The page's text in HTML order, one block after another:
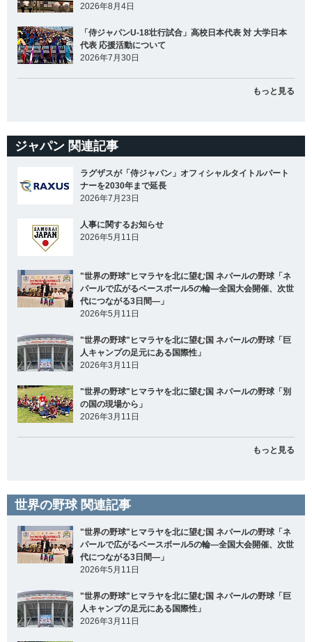
2026年8月4日
「侍ジャパンU-18壮行試合」高校日本代表 対 大学日本
代表 応援活動について
2026年7月30日
もっと見る
ジャパン 関連記事
ラグザスが「侍ジャパン」オフィシャルタイトルパート
ナーを2030年まで延長
2026年7月23日
人事に関するお知らせ
2026年5月11日
"世界の野球"ヒマラヤを北に望む国 ネパールの野球「ネ
パールで広がるベースボール5の輪―全国大会開催、次世
代につながる3日間―」
2026年5月11日
"世界の野球"ヒマラヤを北に望む国 ネパールの野球「巨
人キャンプの足元にある国際性」
2026年3月11日
"世界の野球"ヒマラヤを北に望む国 ネパールの野球「別
の国の現場から」
2026年3月11日
もっと見る
世界の野球 関連記事
"世界の野球"ヒマラヤを北に望む国 ネパールの野球「ネ
パールで広がるベースボール5の輪―全国大会開催、次世
代につながる3日間―」
2026年5月11日
"世界の野球"ヒマラヤを北に望む国 ネパールの野球「巨
人キャンプの足元にある国際性」
2026年3月11日